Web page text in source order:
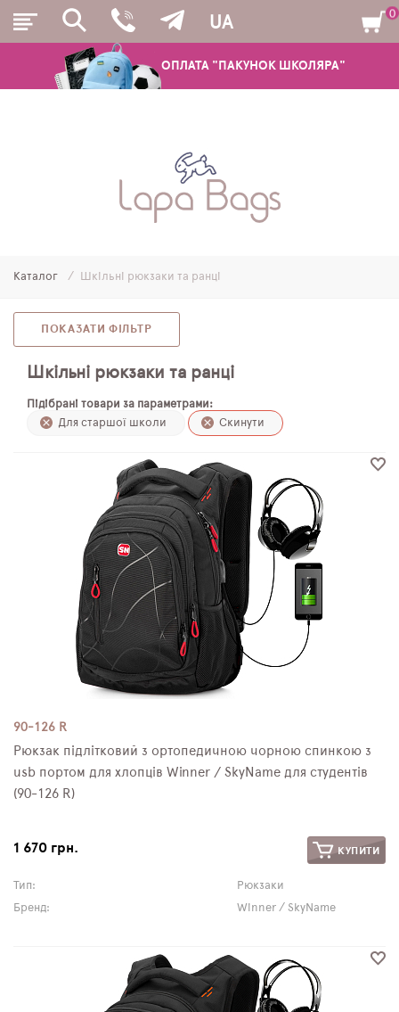
ОПЛАТА "ПАКУНОК ШКОЛЯРА"
UA
ШКІЛЬНІ РЮКЗАКИ ТА РАНЦІ
МОЛОДІЖНІ РЮКЗАКИ
ПЕНАЛИ
МІШКИ ДЛЯ ВЗУТТЯ
ПЛЯШКИ ДЛЯ ВОДИ
SCHOOL STANDARD
РОЗПРОДАЖ
0
Каталог Шкільні рюкзаки та ранці
ПОКАЗАТИ ФІЛЬТР
Шкільні рюкзаки та ранці
Підібрані товари за параметрами:
Для старшої школи
Скинути
90-126 R
Рюкзак підлітковий з ортопедичною чорною спинкою з
usb портом для хлопців Winner / SkyName для студентів
(90-126 R)
1 670 грн. КУПИТИ
Тип:
Рюкзаки
Бренд:
Winner / SkyName